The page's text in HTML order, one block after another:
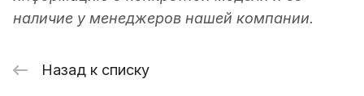
наличие у менеджеров нашей компании.
Назад к списку